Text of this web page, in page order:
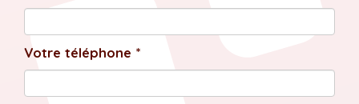
Votre téléphone *